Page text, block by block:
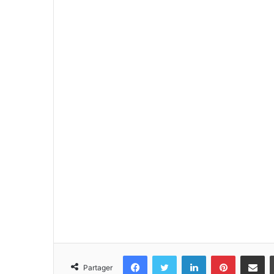
Partager
FacebookTwitter LinkedinPinterest